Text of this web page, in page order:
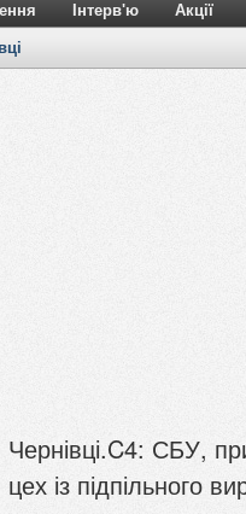
Інтерв'ю Акції
Чернівці.C4: СБУ,
цех із підпільного